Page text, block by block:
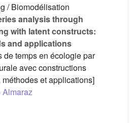
/ Biomodélisation
analysis through
with latent constructs:
and applications
de temps en écologie par
avec constructions
et applications]
Almaraz